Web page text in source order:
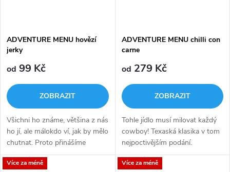
ADVENTURE MENU hovězí
jerky
od 99 Kč
ZOBRAZIT
Všichni ho známe, většina z nás
ho jí, ale málokdo ví, jak by mělo
chutnat. Proto přinášíme
konečně poctivé SUŠENÉ
MASO (JERKY), vyrobené z
ADVENTURE MENU chilli con
carne
od 279 Kč
ZOBRAZIT
Tohle jídlo musí milovat každý
cowboy! Texaská klasika v tom
nejpoctivějším podání.
Více za méně Více za méně